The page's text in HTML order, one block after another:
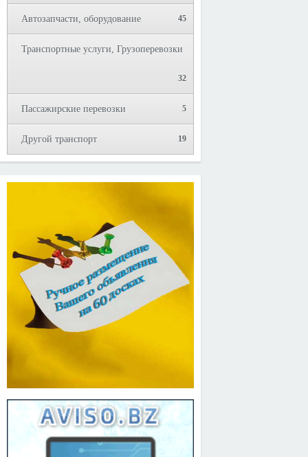
Автозапчасти, оборудование 45
Транспортные услуги, Грузоперевозки
32
Пассажирские перевозки 5
Другой транспорт 19